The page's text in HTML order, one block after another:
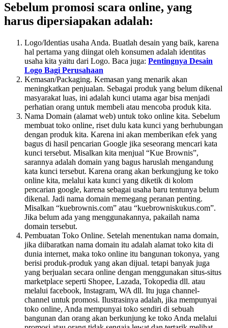
Sebelum promosi scara online, yang
harus dipersiapakan adalah:
Logo/Identias usaha Anda. Buatlah desain yang baik, karena
hal pertama yang diingat oleh konsumen adalah identitas
usaha kita yaitu dari Logo. Baca juga: Pentingnya Desain
Logo Bagi Perusahaan
Kemasan/Packaging. Kemasan yang menarik akan
meningkatkan penjualan. Sebagai produk yang belum dikenal
masyarakat luas, ini adalah kunci utama agar bisa menjadi
perhatian orang untuk membeli atau mencoba produk kita.
Nama Domain (alamat web) untuk toko online kita. Sebelum
membuat toko online, riset dulu kata kunci yang berhubungan
dengan produk kita. Karena ini akan memberikan efek yang
bagus di hasil pencarian Google jika seseorang mencari kata
kunci tersebut. Misalkan kita menjual “Kue Brownis”,
sarannya adalah domain yang bagus haruslah mengandung
kata kunci tersebut. Karena orang akan berkungjung ke toko
online kita, melalui kata kunci yang diketik di kolom
pencarian google, karena sebagai usaha baru tentunya belum
dikenal. Jadi nama domain memegang peranan penting.
Misalkan “kuebrownis.com” atau “kuebrowniskukus.com”.
Jika belum ada yang menggunakannya, pakailah nama
domain tersebut.
Pembuatan Toko Online. Setelah menentukan nama domain,
jika diibaratkan nama domain itu adalah alamat toko kita di
dunia internet, maka toko online itu bangunan tokonya, yang
berisi produk-produk yang akan dijual. tetapi banyak juga
yang berjualan secara online dengan menggunakan situs-situs
marketplace seperti Shopee, Lazada, Tokopedia dll. atau
melalui facebook, Instagram, WA dll. Itu juga channel-
channel untuk promosi. Ilustrasinya adalah, jika mempunyai
toko online, Anda mempunyai toko sendiri di sebuah
bangunan dan orang akan berkunjung ke toko Anda melalui